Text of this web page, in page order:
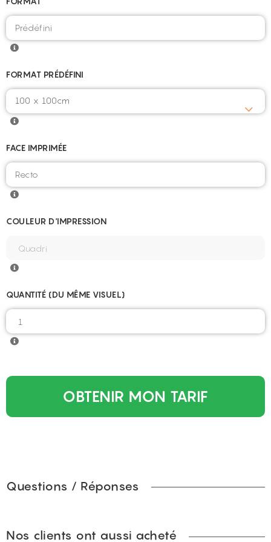
FORMAT PRÉDÉFINI
100 x 100cm
FACE IMPRIMÉE
COULEUR D'IMPRESSION
QUANTITÉ (DU MÊME VISUEL)
OBTENIR MON TARIF
Questions / Réponses
Nos clients ont aussi acheté